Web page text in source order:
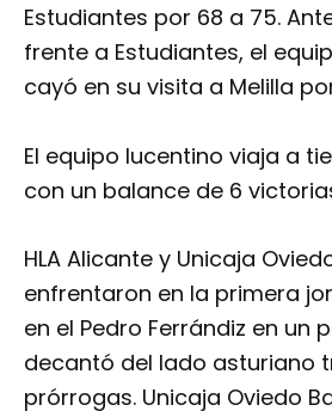
Estudiantes por 68 a 75.
frente a Estudiantes, el
cayó en su visita a Melilla
El equipo lucentino viaja a
con un balance de 6
HLA Alicante y Unicaja
enfrentaron en la primera
en el Pedro Ferrándiz en un
decantó del lado asturiano
prórrogas. Unicaja Oviedo